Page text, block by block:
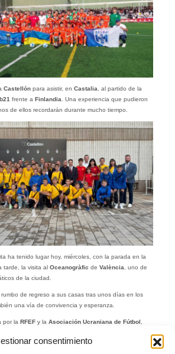
consentimiento
Castellónpara asistir, en Castalia , al partido de la
frente a Finlandia . Una experiencia que pudieron
de ellos recordarán durante mucho tiempo.
ha tenido lugar hoy, miércoles, con la parada en la
tarde, la visita al Oceanogràfic de València , uno de
de la ciudad.
de regreso a sus casas tras unos días en los
una vía de convivencia y esperanza.
por la RFEFy la Asociación Ucraniana de Fútbol
distintas.